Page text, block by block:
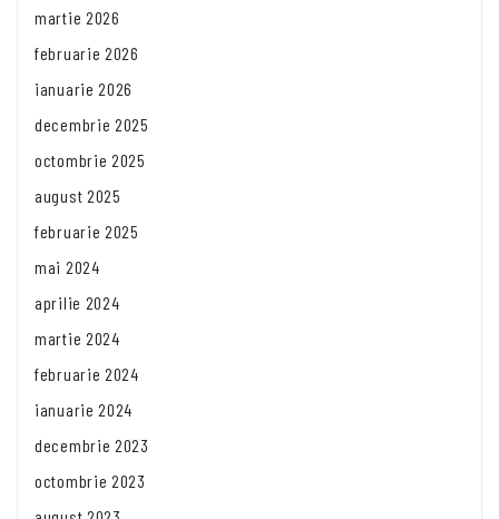
martie 2026
februarie 2026
ianuarie 2026
decembrie 2025
octombrie 2025
august 2025
februarie 2025
mai 2024
aprilie 2024
martie 2024
februarie 2024
ianuarie 2024
decembrie 2023
octombrie 2023